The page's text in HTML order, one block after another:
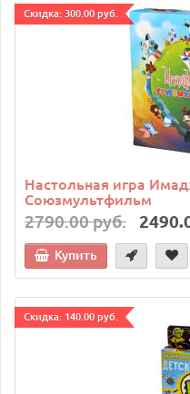
Cкидка: 300.00 руб.
Настольная игра
Союзмультфильм
2790.00 руб.
Купить
Cкидка: 140.00 руб.